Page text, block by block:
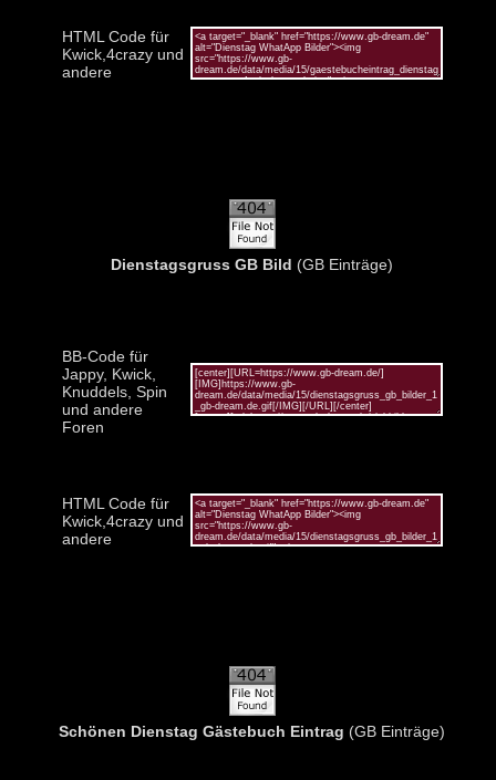
HTML Code für
Kwick,4crazy und
andere
Dienstagsgruss GB Bild (GB Einträge)
BB-Code für
Jappy, Kwick,
Knuddels, Spin
und andere
Foren
HTML Code für
Kwick,4crazy und
andere
Schönen Dienstag Gästebuch Eintrag (GB Einträge)